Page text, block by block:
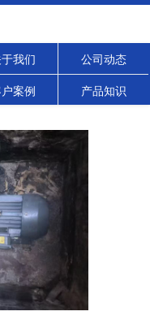
我们 公司动态
案例 产品知识